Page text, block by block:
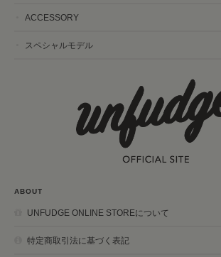
ACCESSORY
スペシャルモデル
ABOUT
UNFUDGE ONLINE STOREについて
特定商取引法に基づく表記